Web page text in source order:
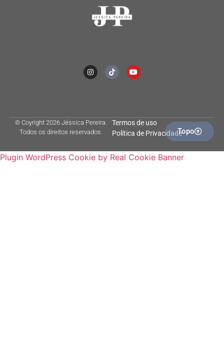
© Coyright 2026 Jéssica Pereira.
Todos os direitos reservados.
Termos de uso
Política de PrivacidadeTopo
Plugin WordPress Cookie by Real Cookie Banner